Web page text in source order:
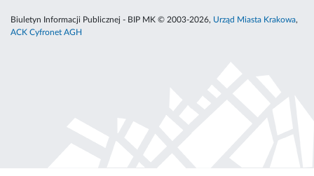
Biuletyn Informacji Publicznej - BIP MK © 2003-2026, Urząd Miasta Krakowa,
ACK Cyfronet AGH